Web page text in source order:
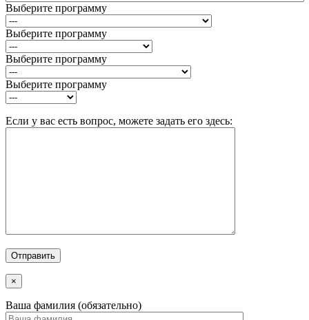
Выберите программу
Выберите программу
Выберите программу
Выберите программу
Если у вас есть вопрос, можете задать его здесь:
×
Ваша фамилия (обязательно)